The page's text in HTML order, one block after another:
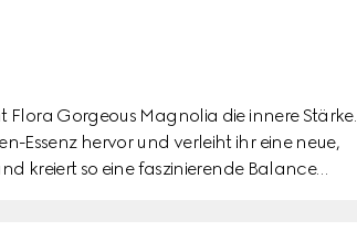
Gorgeous Magnolia die innere Stärke.
Essenz hervor und verleiht ihr eine neue,
kreiert so eine faszinierende Balance